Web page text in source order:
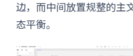
边，而中间放置规整的主
态平衡。